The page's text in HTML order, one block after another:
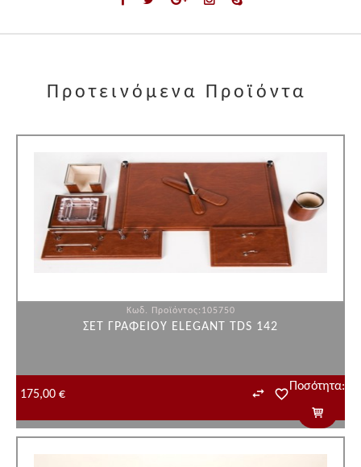
Προτεινόμενα Προϊόντα
Κωδ. Προϊόντος:105750
ΣΕΤ ΓΡΑΦΕΙΟΥ ELEGANT TDS 142
Ποσότητα:
175,00 €